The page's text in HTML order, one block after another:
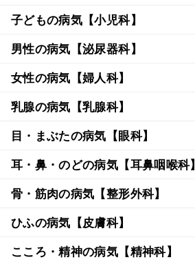
子どもの病気【小児科】
男性の病気【泌尿器科】
女性の病気【婦人科】
乳腺の病気【乳腺科】
目・まぶたの病気【眼科】
耳・鼻・のどの病気【耳鼻咽喉科】
骨・筋肉の病気【整形外科】
ひふの病気【皮膚科】
こころ・精神の病気【精神科】